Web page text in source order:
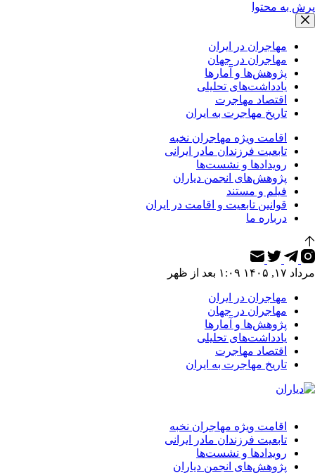
پرش به محتوا
مهاجران در ایران
مهاجران در جهان
پژوهش‌ها و آمارها
یادداشت‌های تحلیلی
اقتصاد مهاجرت
تاریخ مهاجرت به ایران
اقامت ویژه مهاجران نخبه
تابعیت فرزندان مادر ایرانی
رویدادها و نشست‌ها
پژوهش‌های انجمن دیاران
فیلم و مستند
قوانین تابعیت و اقامت در ایران
درباره ما
مرداد ۱۷, ۱۴۰۵ ۱:۰۹ بعد از ظهر
مهاجران در ایران
مهاجران در جهان
پژوهش‌ها و آمارها
یادداشت‌های تحلیلی
اقتصاد مهاجرت
تاریخ مهاجرت به ایران
اقامت ویژه مهاجران نخبه
تابعیت فرزندان مادر ایرانی
رویدادها و نشست‌ها
پژوهش‌های انجمن دیاران